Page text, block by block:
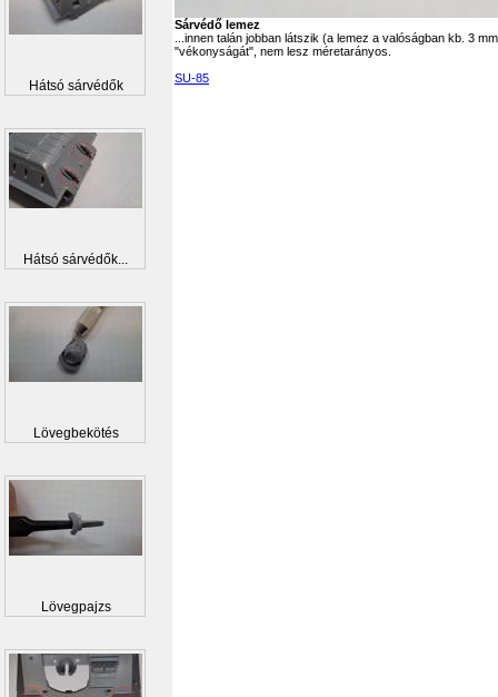
Sárvédő lemez
...innen talán jobban látszik (a lemez a valóságban kb. 3
"vékonyságát", nem lesz méretarányos.
SU-85
Hátsó sárvédők
Hátsó sárvédők...
Lövegbekötés
Lövegpajzs